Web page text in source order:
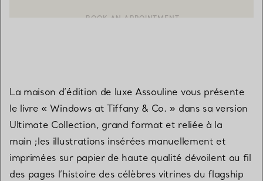
La maison d’édition de luxe Assouline vous présente
le livre « Windows at Tiffany & Co. » dans sa version
Ultimate Collection, grand format et reliée à la
main ;les illustrations insérées manuellement et
imprimées sur papier de haute qualité dévoilent au fil
des pages l’histoire des célèbres vitrines du flagship